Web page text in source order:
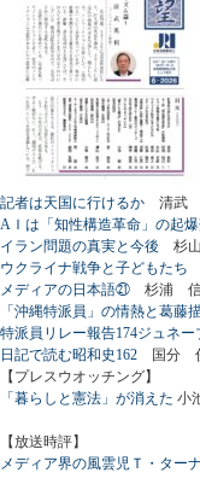
記者は天国に行けるか 清武
AＩは「知性構造革命」の起
イラン問題の真実と今後 杉
ウクライナ戦争と子どもたち
メディアの日本語㉑ 杉浦 信
「沖縄特派員」の情熱と葛藤
特派員リレー報告174ジュネー
日記で読む昭和史162 国分
【プレスウオッチング】
「暮らしと憲法」が消えた
【放送時評】
メディア界の風雲児Ｔ・ター